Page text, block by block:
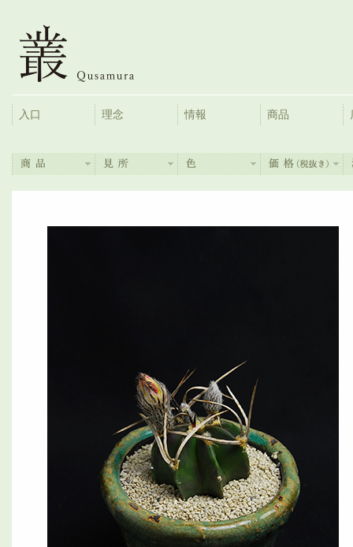
入口 理念 情報 商品